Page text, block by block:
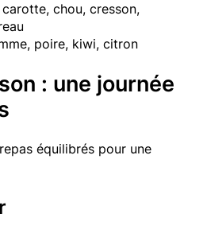
carotte, chou, cresson,
poire, kiwi, citron
: une journée
équilibrés pour une